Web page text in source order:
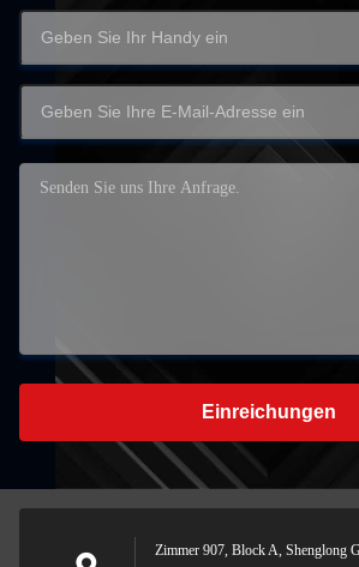
Einreichungen
Zimmer 907, Block A, Shenglong